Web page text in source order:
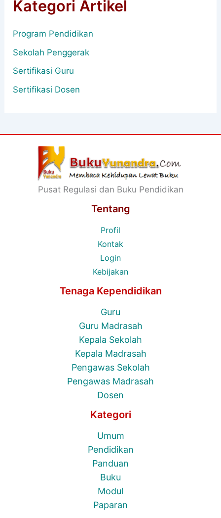
Kategori Artikel
Program Pendidikan
Sekolah Penggerak
Sertifikasi Guru
Sertifikasi Dosen
Pusat Regulasi dan Buku Pendidikan
Tentang
Profil
Kontak
Login
Kebijakan
Tenaga Kependidikan
Guru
Guru Madrasah
Kepala Sekolah
Kepala Madrasah
Pengawas Sekolah
Pengawas Madrasah
Dosen
Kategori
Umum
Pendidikan
Panduan
Buku
Modul
Paparan